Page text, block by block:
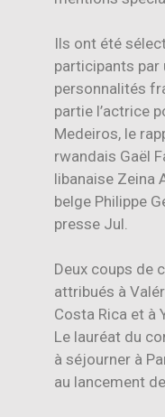
Ils ont été
participants par
personnalités
partie l’actrice
Medeiros, le
rwandais Gaël
libanaise Zeina
belge Philippe
presse Jul.
Deux coups de
attribués à
Costa Rica et à
Le lauréat du
à séjourner à
au lancement